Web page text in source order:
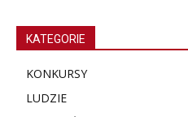
KATEGORIE
KONKURSY
LUDZIE